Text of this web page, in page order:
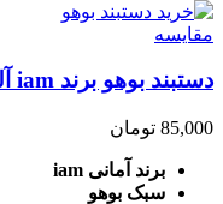
مقایسه
دستبند بوهو برند iam آلمانی
85,000 تومان
برند آمانی iam
سبک بوهو